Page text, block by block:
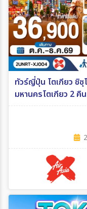
ทัวร์ญี่ปุ่น โตเกียว ชิซุ
มหานครโตเกียว 2 คื
เอ็กซ์ 6วัน 3คืน (XJ)